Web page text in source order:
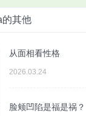
的其他
从面相看性格
2026.03.24
脸颊凹陷是福是祸？